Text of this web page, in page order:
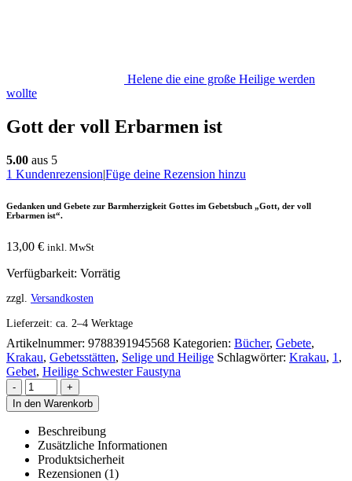
Helene die eine große Heilige werden
wollte
Gott der voll Erbarmen ist
5.00 aus 5
1 Kundenrezension|Füge deine Rezension hinzu
Gedanken und Gebete zur Barmherzigkeit Gottes im Gebetsbuch „Gott, der voll
Erbarmen ist“.
13,00 € inkl. MwSt
Verfügbarkeit: Vorrätig
zzgl. Versandkosten
Lieferzeit: ca. 2–4 Werktage
Artikelnummer: 9788391945568 Kategorien: Bücher, Gebete,
Krakau, Gebetsstätten, Selige und Heilige Schlagwörter: Krakau, 1 ,
Gebet, Heilige Schwester Faustyna
-
+
In den Warenkorb
Beschreibung
Zusätzliche Informationen
Produktsicherheit
Rezensionen (1)